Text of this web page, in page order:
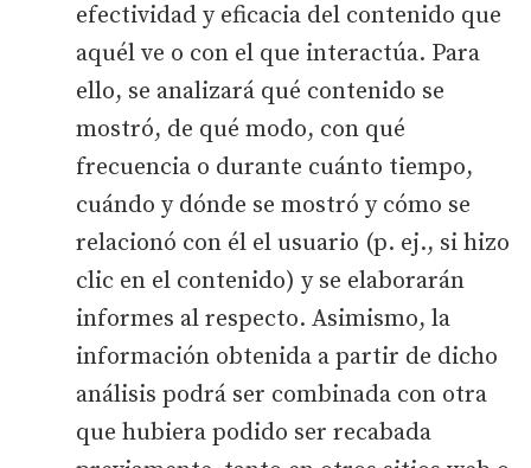
efectividad y eficacia del contenido que
aquél ve o con el que interactúa. Para
ello, se analizará qué contenido se
mostró, de qué modo, con qué
frecuencia o durante cuánto tiempo,
cuándo y dónde se mostró y cómo se
relacionó con él el usuario (p. ej., si hizo
clic en el contenido) y se elaborarán
informes al respecto. Asimismo, la
información obtenida a partir de dicho
análisis podrá ser combinada con otra
que hubiera podido ser recabada